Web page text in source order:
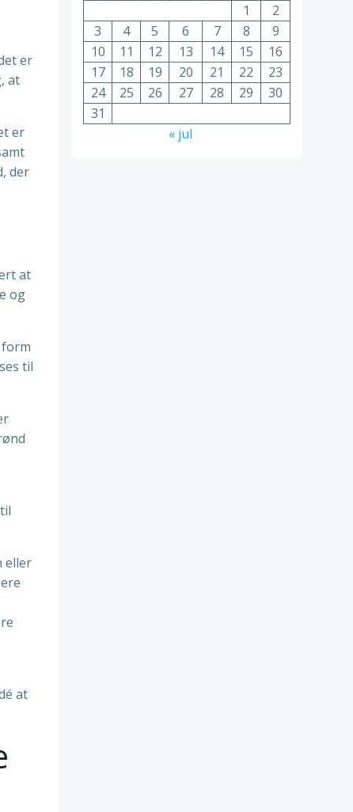
er
at
er
der
at
og
til
eller
at
1
2
3
4 5 6 7 8
9
10
11 12 13 14 15
16
17
18 19 20 21 22
23
24
25 26 27 28 29
30
31
« jul